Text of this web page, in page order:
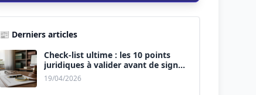
📰 Derniers articles
Check-list ultime : les 10 points
juridiques à valider avant de signer
le devis.
19/04/2026